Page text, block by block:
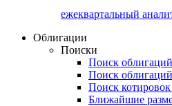
Cbonds Review
ежеквартальный
Облигации
Поиски